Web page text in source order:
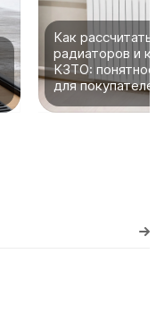
Как рассчитать
радиаторов и
КЗТО: понятное
для покупателей